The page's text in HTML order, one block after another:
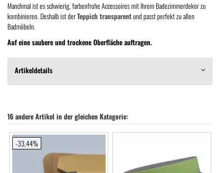
Manchmal ist es schwierig, farbenfrohe Accessoires mit Ihrem Badezimmerdekor zu
kombinieren. Deshalb ist derTeppich transparentund passt perfekt zu allen
Badmöbeln.
Auf eine saubere und trockene Oberfläche auftragen.
Artikeldetails
16 andere Artikel in der gleichen Kategorie:
-33,44%